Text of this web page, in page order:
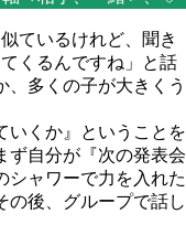
ているけれど、 聞き
くるんですね 」と話
、多くの子が大きくう
いくか』ということを
ず自分が『次の発表会
シャワーで力を入れた
の後、グループで話し